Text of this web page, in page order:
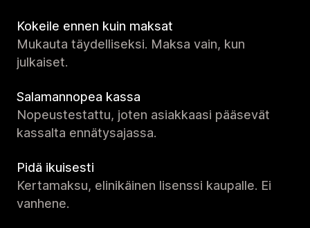
Kokeile ennen kuin maksat
Mukauta täydelliseksi. Maksa vain, kun
julkaiset.
Salamannopea kassa
Nopeustestattu, joten asiakkaasi pääsevät
kassalta ennätysajassa.
Pidä ikuisesti
Kertamaksu, elinikäinen lisenssi kaupalle. Ei
vanhene.